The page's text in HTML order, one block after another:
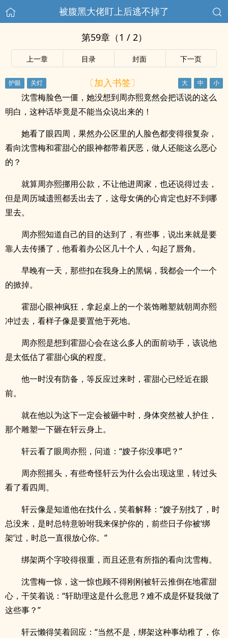
被腹黑大佬盯上后逃不掉了
第59章（1 / 2）
上一章 目录 封面 下一页
〔加入书签〕
沈雪梅脸色一僵，她没想到周亦熙竟然会把话说的这么
明白，这种话毕竟是不能当众说出来的！
她看了眼四周，果然办公区里的人脸色都变得很复杂，
看向沈雪梅和霍甜心的眼神都带着厌恶，做人还能这么恶心
的？
就算周亦熙挪用公款，不让他进周家，也还说得过去，
但是周历城遗照都丢出去了，这母女俩的心肯定也好不到哪
里去。
周亦熙知道自己的目的达到了，有些事，说出来就是要
靠人去传播了，他看着办公区几十个人，勾起了唇角。
早晚有一天，那些扣在我身上的黑锅，我都会一个一个
的掀掉。
霍甜心眼神疯狂，拿起桌上的一个装饰雕塑就朝周亦熙
冲过去，看样子像是要置他于死地。
周亦熙是想到霍甜心会在这么多人的面前动手，该说他
是太低估了霍甜心疯的程度。
他一时没有防备，等反应过来时，霍甜心已经近在眼
前。
就在他以为这下一定会被砸中时，身体突然被人护住，
那个雕塑一下砸在轩云身上。
轩云看了眼周亦熙，问道：“嫂子你没事吧？”
周亦熙摇头，有些奇怪轩云为什么会出现这里，转过头
看了看四周。
轩云像是知道他在找什么，笑着解释：“嫂子别找了，时
总没来，是时总特意吩咐我来保护你的，前些日子你被‘绑
架’过，时总一直很放心你。”
绑架两个字咬得很重，而且还意有所指的看向沈雪梅。
沈雪梅一惊，这一惊也顾不得刚刚被轩云推倒在地霍甜
心，干笑着说：“轩助理这是什么意思？难不成是怀疑我做了
这些事？”
轩云懒得笑着回应：“当然不是，绑架这种事幼稚了，你